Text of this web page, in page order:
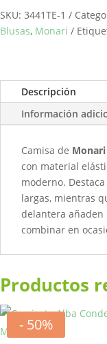
SKU: 3441TE-1
Blusas, Monari
Descripción
Información
Camisa de Monari
con material
moderno.
largas, mientras
delantera añaden
combinar en
Productos
- 50%